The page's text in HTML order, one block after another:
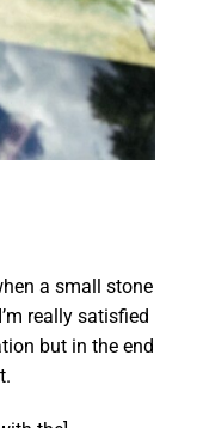
a small stone
really satisfied
but in the end